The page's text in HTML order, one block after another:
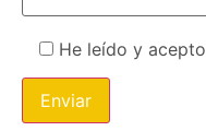
He leído y acepto